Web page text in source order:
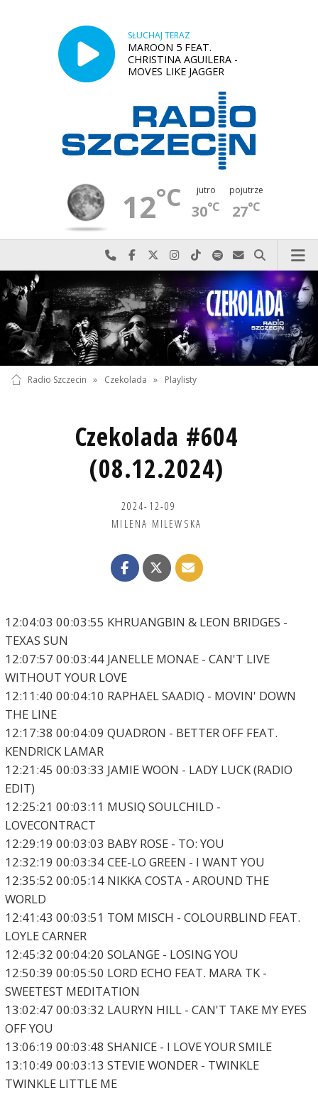
SŁUCHAJ TERAZ
MAROON 5 FEAT.
CHRISTINA AGUILERA -
MOVES LIKE JAGGER
12°C jutro
30°C
pojutrze
27°C
Najlepiej po prostu do nas zadzwoń
Odwiedź nas na Facebook-u
Odwiedź nas na X
Odwiedź nas na Instagram-ie
Odwiedź nas na TikTok-u
Szukaj nas na Spotify
Wyślij do nas
Szukaj
Radio Szczecin » Czekolada » Playlisty
Czekolada #604
(08.12.2024)
2024-12-09
MILENA MILEWSKA
12:04:03 00:03:55 KHRUANGBIN & LEON BRIDGES -
TEXAS SUN
12:07:57 00:03:44 JANELLE MONAE - CAN'T LIVE
WITHOUT YOUR LOVE
12:11:40 00:04:10 RAPHAEL SAADIQ - MOVIN' DOWN
THE LINE
12:17:38 00:04:09 QUADRON - BETTER OFF FEAT.
KENDRICK LAMAR
12:21:45 00:03:33 JAMIE WOON - LADY LUCK (RADIO
EDIT)
12:25:21 00:03:11 MUSIQ SOULCHILD -
LOVECONTRACT
12:29:19 00:03:03 BABY ROSE - TO: YOU
12:32:19 00:03:34 CEE-LO GREEN - I WANT YOU
12:35:52 00:05:14 NIKKA COSTA - AROUND THE
WORLD
12:41:43 00:03:51 TOM MISCH - COLOURBLIND FEAT.
LOYLE CARNER
12:45:32 00:04:20 SOLANGE - LOSING YOU
12:50:39 00:05:50 LORD ECHO FEAT. MARA TK -
SWEETEST MEDITATION
13:02:47 00:03:32 LAURYN HILL - CAN'T TAKE MY EYES
OFF YOU
13:06:19 00:03:48 SHANICE - I LOVE YOUR SMILE
13:10:49 00:03:13 STEVIE WONDER - TWINKLE
TWINKLE LITTLE ME